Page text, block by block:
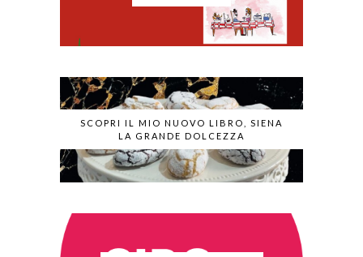
SCOPRI IL MIO NUOVO LIBRO, SIENA
LA GRANDE DOLCEZZA